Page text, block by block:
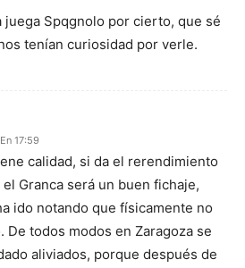
juega Spqgnolo por cierto, que sé
tenían curiosidad por verle.
17:59
calidad, si da el rerendimiento
Granca será un buen fichaje,
ido notando que físicamente no
De todos modos en Zaragoza se
aliviados, porque después de